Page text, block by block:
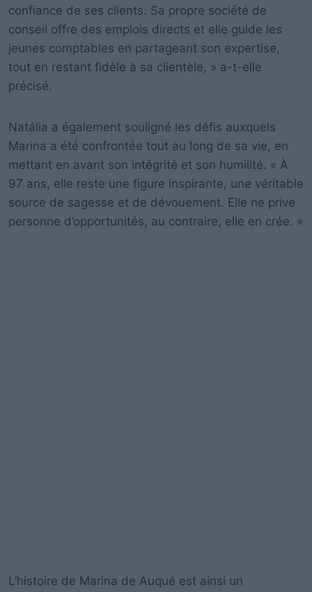
confiance de ses clients. Sa propre société de
conseil offre des emplois directs et elle guide les
jeunes comptables en partageant son expertise,
tout en restant fidèle à sa clientèle, » a-t-elle
précisé.
Natália a également souligné les défis auxquels
Marina a été confrontée tout au long de sa vie, en
mettant en avant son intégrité et son humilité. « À
97 ans, elle reste une figure inspirante, une véritable
source de sagesse et de dévouement. Elle ne prive
personne d’opportunités, au contraire, elle en crée. »
L’histoire de Marina de Auqué est ainsi un